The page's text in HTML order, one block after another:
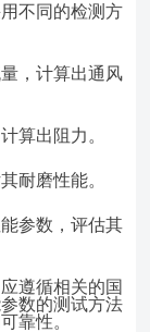
不同的检测方
，计算出通风
算出阻力。
耐磨性能。
参数，评估其
遵循相关的国
数的测试方法
靠性。